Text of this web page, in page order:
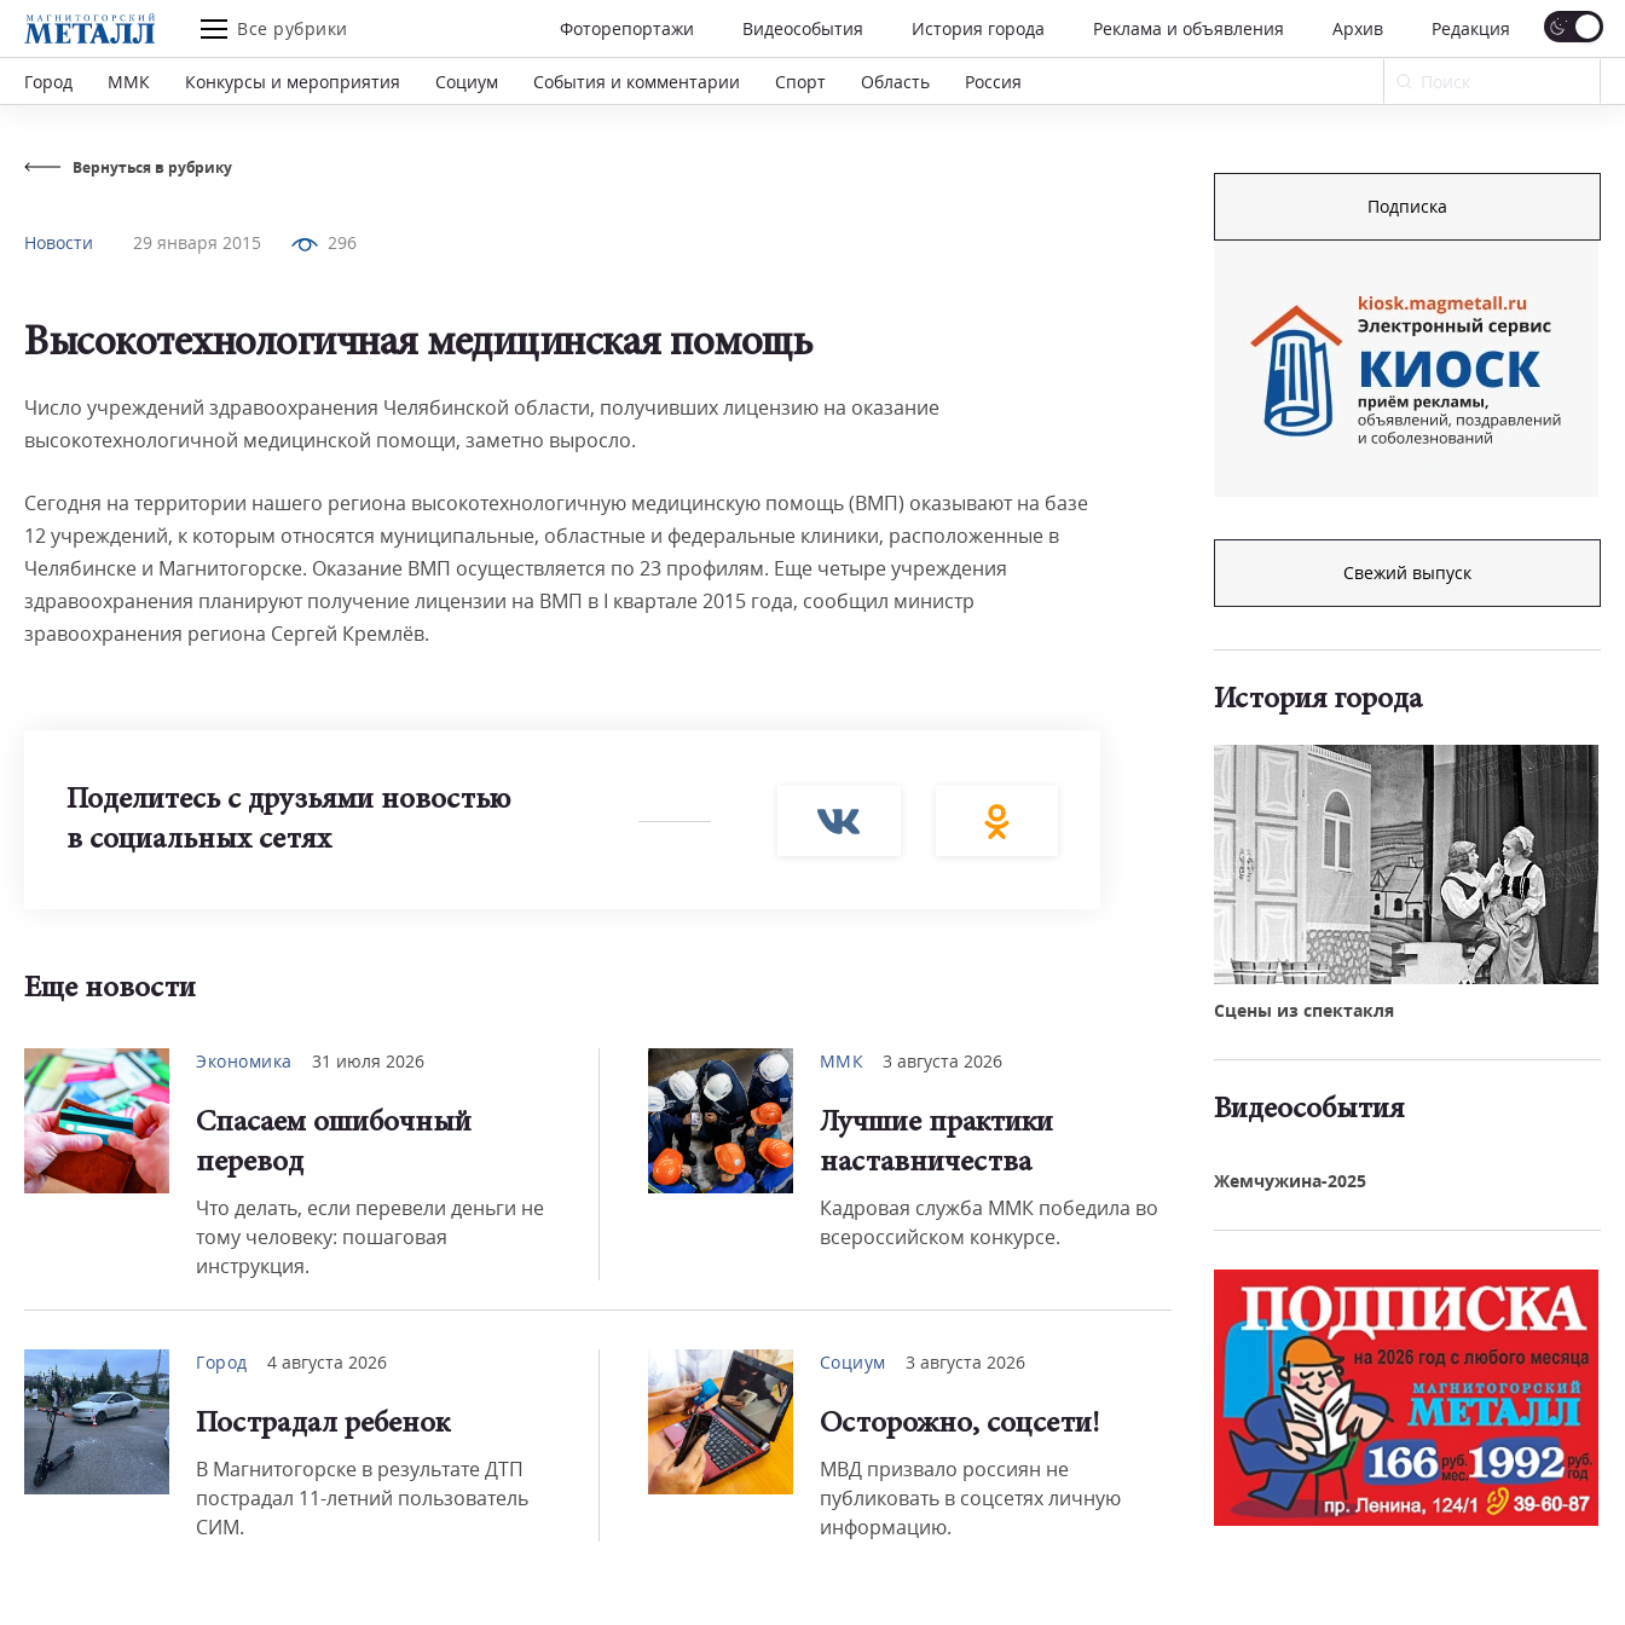
Все рубрики Фоторепортажи Видеособытия История города Реклама и объявления Архив Редакция
Город ММК Конкурсы и мероприятия Социум События и комментарии Спорт Область Россия
Вернуться в рубрику
Новости 29 января 2015 296
Высокотехнологичная медицинская помощь
Число учреждений здравоохранения Челябинской области, получивших лицензию на оказание
высокотехнологичной медицинской помощи, заметно выросло.
Сегодня на территории нашего региона высокотехнологичную медицинскую помощь (ВМП) оказывают на базе
12 учреждений, к которым относятся муниципальные, областные и федеральные клиники, расположенные в
Челябинске и Магнитогорске. Оказание ВМП осуществляется по 23 профилям. Еще четыре учреждения
здравоохранения планируют получение лицензии на ВМП в I квартале 2015 года, сообщил министр
зравоохранения региона Сергей Кремлёв.
Поделитесь с друзьями новостью
в социальных сетях
Еще новости
Экономика 31 июля 2026
Спасаем ошибочный
перевод
Что делать, если перевели деньги не
тому человеку: пошаговая
инструкция.
ММК 3 августа 2026
Лучшие практики
наставничества
Кадровая служба ММК победила во
всероссийском конкурсе.
Город 4 августа 2026
Пострадал ребенок
В Магнитогорске в результате ДТП
пострадал 11-летний пользователь
СИМ.
Социум 3 августа 2026
Осторожно, соцсети!
МВД призвало россиян не
публиковать в соцсетях личную
информацию.
Подписка
Свежий выпуск
История города
Сцены из спектакля
Видеособытия
Жемчужина-2025